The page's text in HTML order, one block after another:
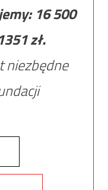
16 500
1351zł.
niezbędne